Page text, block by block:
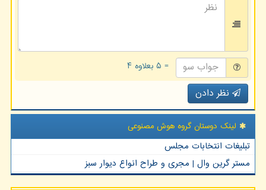
= ۵ بعلاوه ۴
نظر دادن
لینک دوستان گروه هوش مصنوعی
تبلیغات انتخابات مجلس
مستر گرین وال | مجری و طراح انواع دیوار سبز